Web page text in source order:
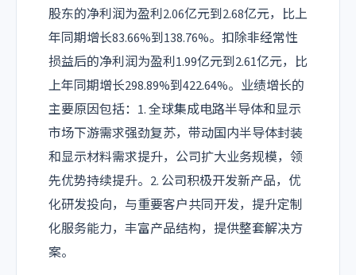
股东的净利润为盈利2.06亿元到2.68亿元，比上
年同期增长83.66%到138.76%。扣除非经常性
损益后的净利润为盈利1.99亿元到2.61亿元，比
上年同期增长298.89%到422.64%。业绩增长的
主要原因包括：1. 全球集成电路半导体和显示
市场下游需求强劲复苏，带动国内半导体封装
和显示材料需求提升，公司扩大业务规模，领
先优势持续提升。2. 公司积极开发新产品，优
化研发投向，与重要客户共同开发，提升定制
化服务能力，丰富产品结构，提供整套解决方
案。